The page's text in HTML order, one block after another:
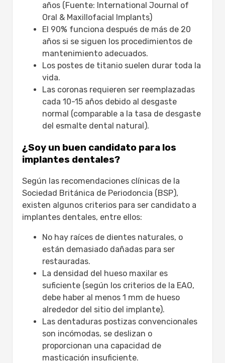
años (Fuente: International Journal of
Oral & Maxillofacial Implants)
El 90% funciona después de más de 20
años si se siguen los procedimientos de
mantenimiento adecuados.
Los postes de titanio suelen durar toda la
vida.
Las coronas requieren ser reemplazadas
cada 10-15 años debido al desgaste
normal (comparable a la tasa de desgaste
del esmalte dental natural).
¿Soy un buen candidato para los
implantes dentales?
Según las recomendaciones clínicas de la
Sociedad Británica de Periodoncia (BSP),
existen algunos criterios para ser candidato a
implantes dentales, entre ellos:
No hay raíces de dientes naturales, o
están demasiado dañadas para ser
restauradas.
La densidad del hueso maxilar es
suficiente (según los criterios de la EAO,
debe haber al menos 1 mm de hueso
alrededor del sitio del implante).
Las dentaduras postizas convencionales
son incómodas, se deslizan o
proporcionan una capacidad de
masticación insuficiente.